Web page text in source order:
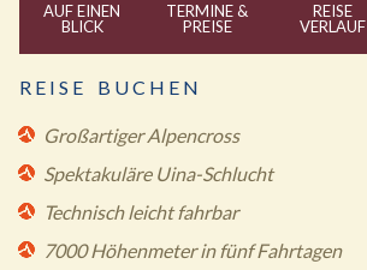
AUF EINEN
BLICK
TERMINE &
PREISE
REISE
VERLAUF
R E I S E B U C H E N
Großartiger Alpencross
Spektakuläre Uina-Schlucht
Technisch leicht fahrbar
7000 Höhenmeter in fünf Fahrtagen